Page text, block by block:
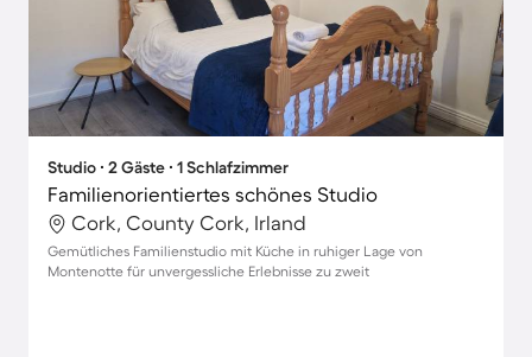
Studio ∙ 2 Gäste ∙ 1 Schlafzimmer
Familienorientiertes schönes Studio
Cork, County Cork, Irland
Gemütliches Familienstudio mit Küche in ruhiger Lage von
Montenotte für unvergessliche Erlebnisse zu zweit